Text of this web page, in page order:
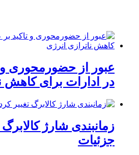
عبور از حضورمحوری و
در ادارات برای کاهش
زمانبندی شارژ
جزئیات